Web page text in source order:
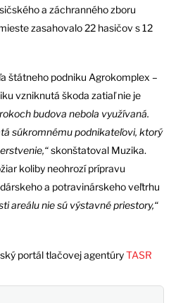
a záchranného zboru
zasahovalo 22 hasičov s 12
štátneho podniku Agrokomplex –
vzniknutá škoda zatiaľ nie je
budova nebola využívaná.
súkromnému podnikateľovi, ktorý
skonštatoval Muzika.
koliby neohrozí prípravu
a potravinárskeho veľtrhu
areálu nie sú výstavné priestory,“
portál tlačovej agentúryTASR